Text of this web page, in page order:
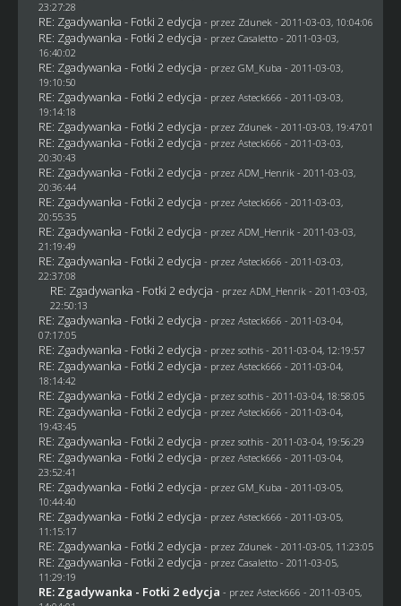
23:27:28
RE: Zgadywanka - Fotki 2 edycja - przez Zdunek - 2011-03-03, 10:04:06
RE: Zgadywanka - Fotki 2 edycja - przez Casaletto- 2011-03-03,
16:40:02
RE: Zgadywanka - Fotki 2 edycja - przez GM_Kuba - 2011-03-03,
19:10:50
RE: Zgadywanka - Fotki 2 edycja - przez Asteck666 - 2011-03-03,
19:14:18
RE: Zgadywanka - Fotki 2 edycja - przez Zdunek - 2011-03-03, 19:47:01
RE: Zgadywanka - Fotki 2 edycja - przez Asteck666 - 2011-03-03,
20:30:43
RE: Zgadywanka - Fotki 2 edycja - przez ADM_Henrik - 2011-03-03,
20:36:44
RE: Zgadywanka - Fotki 2 edycja - przez Asteck666 - 2011-03-03,
20:55:35
RE: Zgadywanka - Fotki 2 edycja - przez ADM_Henrik - 2011-03-03,
21:19:49
RE: Zgadywanka - Fotki 2 edycja - przez Asteck666 - 2011-03-03,
22:37:08
RE: Zgadywanka - Fotki 2 edycja - przez ADM_Henrik - 2011-03-03,
22:50:13
RE: Zgadywanka - Fotki 2 edycja - przez Asteck666 - 2011-03-04,
07:17:05
RE: Zgadywanka - Fotki 2 edycja - przez sothis- 2011-03-04, 12:19:57
RE: Zgadywanka - Fotki 2 edycja - przez Asteck666 - 2011-03-04,
18:14:42
RE: Zgadywanka - Fotki 2 edycja - przez sothis- 2011-03-04, 18:58:05
RE: Zgadywanka - Fotki 2 edycja - przez Asteck666 - 2011-03-04,
19:43:45
RE: Zgadywanka - Fotki 2 edycja - przez sothis- 2011-03-04, 19:56:29
RE: Zgadywanka - Fotki 2 edycja - przez Asteck666 - 2011-03-04,
23:52:41
RE: Zgadywanka - Fotki 2 edycja - przez GM_Kuba - 2011-03-05,
10:44:40
RE: Zgadywanka - Fotki 2 edycja - przez Asteck666 - 2011-03-05,
11:15:17
RE: Zgadywanka - Fotki 2 edycja - przez Zdunek - 2011-03-05, 11:23:05
RE: Zgadywanka - Fotki 2 edycja - przez Casaletto- 2011-03-05,
11:29:19
RE: Zgadywanka - Fotki 2 edycja - przez Asteck666 - 2011-03-05,